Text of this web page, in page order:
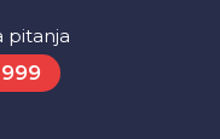
pitanja